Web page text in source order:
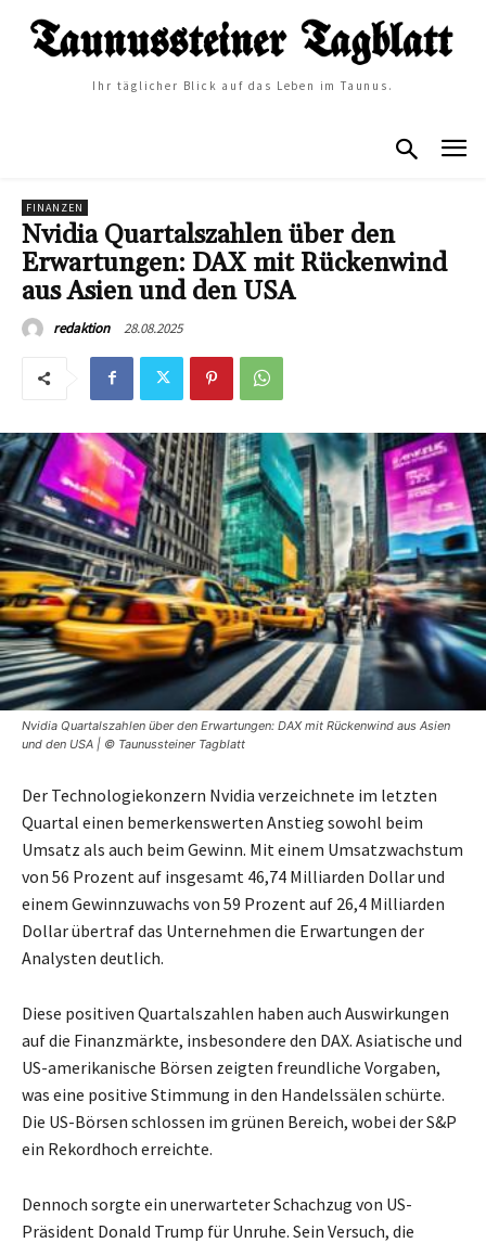
Ihr täglicher Blick auf das Leben im Taunus.
FINANZEN
Nvidia Quartalszahlen über den
Erwartungen: DAX mit Rückenwind
aus Asien und den USA
redaktion 28.08.2025
Nvidia Quartalszahlen über den Erwartungen: DAX mit Rückenwind aus Asien
und den USA | © Taunussteiner Tagblatt
Der Technologiekonzern Nvidia verzeichnete im letzten
Quartal einen bemerkenswerten Anstieg sowohl beim
Umsatz als auch beim Gewinn. Mit einem Umsatzwachstum
von 56 Prozent auf insgesamt 46,74 Milliarden Dollar und
einem Gewinnzuwachs von 59 Prozent auf 26,4 Milliarden
Dollar übertraf das Unternehmen die Erwartungen der
Analysten deutlich.
Diese positiven Quartalszahlen haben auch Auswirkungen
auf die Finanzmärkte, insbesondere den DAX. Asiatische und
US-amerikanische Börsen zeigten freundliche Vorgaben,
was eine positive Stimmung in den Handelssälen schürte.
Die US-Börsen schlossen im grünen Bereich, wobei der S&P
ein Rekordhoch erreichte.
Dennoch sorgte ein unerwarteter Schachzug von US-
Präsident Donald Trump für Unruhe. Sein Versuch, die